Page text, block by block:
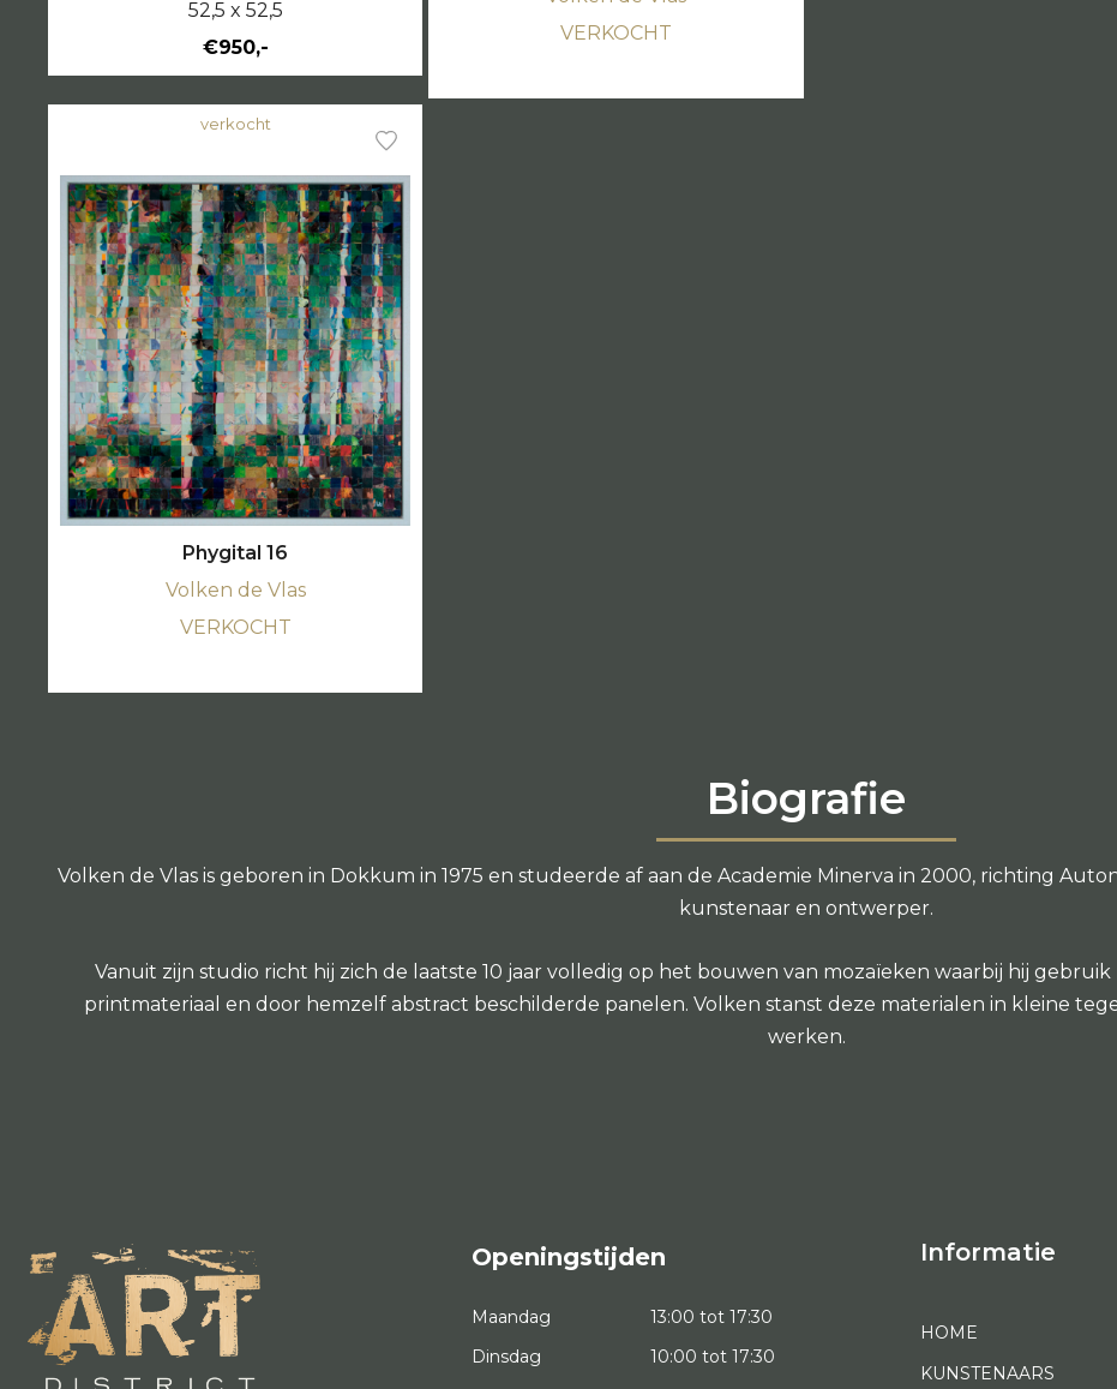
52,5 x 52,5
€950,-
VERKOCHT
verkocht
Phygital 16
Volken de Vlas
VERKOCHT
Biografie
Volken de Vlas is geboren in Dokkum in 1975 en studeerde af aan de Academie Minerva in 2000, richting
kunstenaar en ontwerper.
Vanuit zijn studio richt hij zich de laatste 10 jaar volledig op het bouwen van mozaïeken waarbij hij
printmateriaal en door hemzelf abstract beschilderde panelen. Volken stanst deze materialen in kleine
werken.
Openingstijden
Maandag
13:00 tot 17:30
Dinsdag
10:00 tot 17:30
Informatie
HOME
KUNSTENAARS